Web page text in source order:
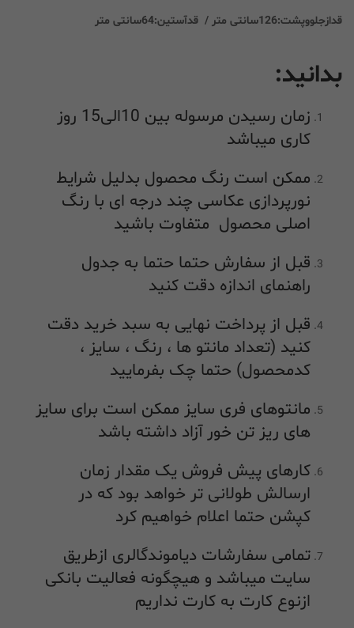
قدازجلووپشت:126سانتی متر / قدآستین:64سانتی متر
بدانید:
زمان رسیدن مرسوله بین 10الی15 روز
کاری میباشد
ممکن است رنگ محصول بدلیل شرایط
نورپردازی عکاسی چند درجه ای با رنگ
اصلی محصول متفاوت باشید
قبل از سفارش حتما حتما به جدول
راهنمای اندازه دقت کنید
قبل از پرداخت نهایی به سبد خرید دقت
کنید (تعداد مانتو ها ، رنگ ، سایز ،
کدمحصول) حتما چک بفرمایید
مانتوهای فری سایز ممکن است برای سایز
های ریز تن خور آزاد داشته باشد
کارهای پیش فروش یک مقدار زمان
ارسالش طولانی تر خواهد بود که در
کپشن حتما اعلام خواهیم کرد
تمامی سفارشات دیاموندگالری ازطریق
سایت میباشد و هیچگونه فعالیت بانکی
ازنوع کارت به کارت نداریم